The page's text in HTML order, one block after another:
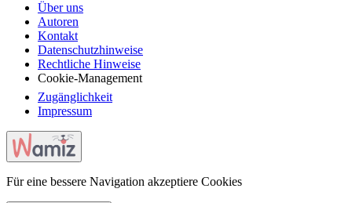
Über uns
Autoren
Kontakt
Datenschutzhinweise
Rechtliche Hinweise
Cookie-Management
Zugänglichkeit
Impressum
Für eine bessere Navigation akzeptiere Cookies